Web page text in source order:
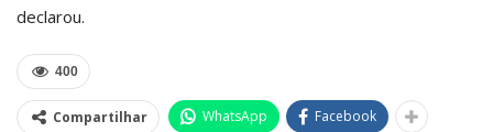
declarou.
400
Compartilhar WhatsApp Facebook